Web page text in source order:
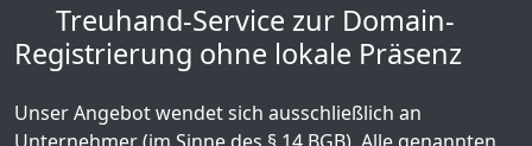
Treuhand-Service zur Domain-
Registrierung ohne lokale Präsenz
Unser Angebot wendet sich ausschließlich an